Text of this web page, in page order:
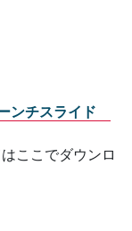
ンチスライド
ここでダウンロ